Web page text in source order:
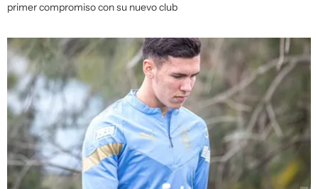
primer compromiso con su nuevo club